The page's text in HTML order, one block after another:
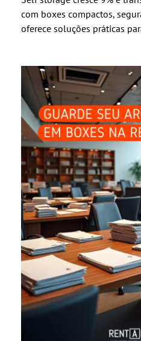
com boxes compactos,
oferece soluções práticas